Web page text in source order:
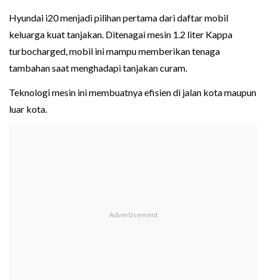
Hyundai i20 menjadi pilihan pertama dari daftar mobil
keluarga kuat tanjakan. Ditenagai mesin 1.2 liter Kappa
turbocharged, mobil ini mampu memberikan tenaga
tambahan saat menghadapi tanjakan curam.
Teknologi mesin ini membuatnya efisien di jalan kota maupun
luar kota.